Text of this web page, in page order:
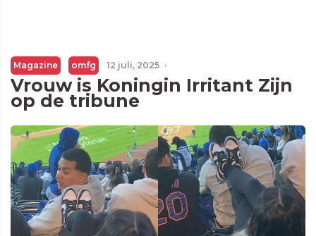
Magazine omfg 12 juli, 2025 ·
Vrouw is Koningin Irritant Zijn
op de tribune